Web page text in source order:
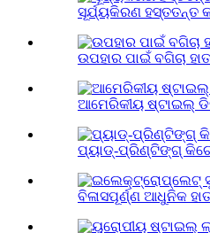
ସୂର୍ଯ୍ୟକିରଣ ହସ୍ତତନ୍ତ
ଉପହାର ପାଇଁ ବଗିଚା
ଆମେରିକୀୟ ଷ୍ଟାଇଲ୍
ପ୍ୟାଡ୍-ପ୍ରିଣ୍ଟିଙ୍ଗ୍
ବିଳାସପୂର୍ଣ୍ଣ ଆଧୁନିକ